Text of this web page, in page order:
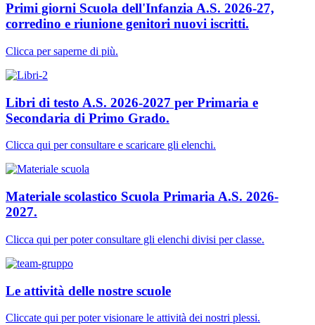
Primi giorni Scuola dell'Infanzia A.S. 2026-27,
corredino e riunione genitori nuovi iscritti.
Clicca per saperne di più.
Libri di testo A.S. 2026-2027 per Primaria e
Secondaria di Primo Grado.
Clicca qui per consultare e scaricare gli elenchi.
Materiale scolastico Scuola Primaria A.S. 2026-
2027.
Clicca qui per poter consultare gli elenchi divisi per classe.
Le attività delle nostre scuole
Cliccate qui per poter visionare le attività dei nostri plessi.